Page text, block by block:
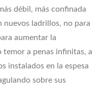
débil, más confinada
nuevos ladrillos, no para
aumentar la
a penas infinitas, a
instalados en la espesa
sobre sus